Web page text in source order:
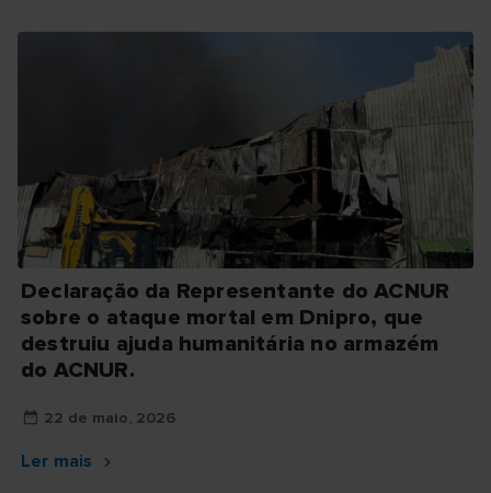
Declaração da Representante do ACNUR
sobre o ataque mortal em Dnipro, que
destruiu ajuda humanitária no armazém
do ACNUR.
22 de maio, 2026
Ler mais